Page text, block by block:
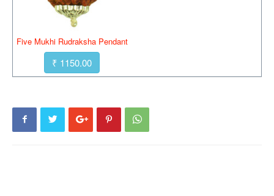
Five Mukhi Rudraksha Pendant
₹ 1150.00